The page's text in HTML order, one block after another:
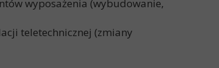
wyposażenia (wybudowanie,
teletechnicznej (zmiany